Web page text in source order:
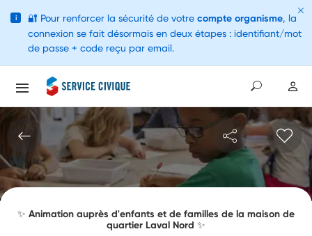
✨ Animation auprès d'enfants et de familles de la maison de
quartier Laval Nord ✨
i 🔐 Pour renforcer la sécurité de votre compte organisme, la
connexion se fait désormais en deux étapes : identifiant/mot
de passe + code reçu par email.